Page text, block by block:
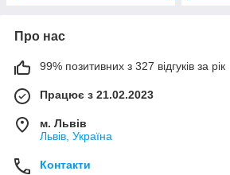
Про нас
99% позитивних з 327 відгуків за рік
Працює з 21.02.2023
м. Львів
Львів, Україна
Контакти